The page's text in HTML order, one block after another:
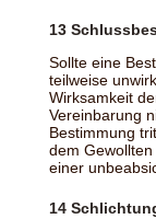
13
Sollte eine
teilweise
Wirksamkeit
Vereinbarung
Bestimmung
dem
einer
14